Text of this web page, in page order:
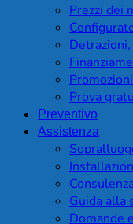
Prezzi dei
Prova
Preventivo
Assistenza
Guida alla
Domande